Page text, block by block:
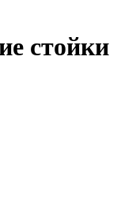
стойки